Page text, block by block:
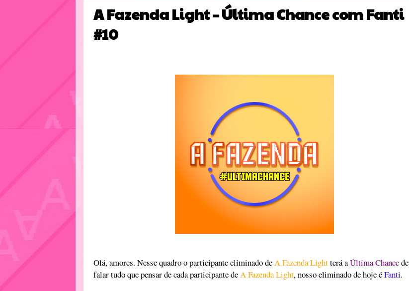
A Fazenda Light – Última Chance com Fanti
#10
Olá, amores. Nesse quadro o participante eliminado deA Fazenda Lightterá aÚltima Chancede
falar tudo que pensar de cada participante deA Fazenda Light, nosso eliminado de hoje éFanti.